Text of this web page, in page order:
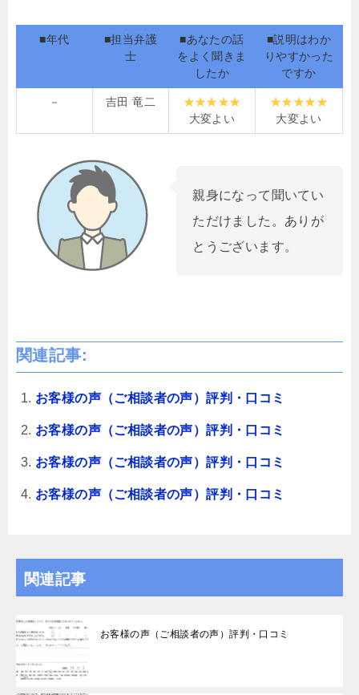
■年代
■担当弁護
士
■あなたの話
をよく聞きま
したか
■説明はわか
りやすかった
ですか
－
吉田 竜二
大変よい
大変よい
親身になって聞いてい
ただけました。ありが
とうございます。
関連記事:
お客様の声（ご相談者の声）評判・口コミ
お客様の声（ご相談者の声）評判・口コミ
お客様の声（ご相談者の声）評判・口コミ
お客様の声（ご相談者の声）評判・口コミ
関連記事
お客様の声（ご相談者の声）評判・口コミ